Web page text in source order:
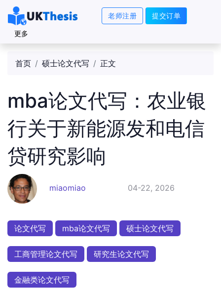
老师注册 提交订单
更多
首页 硕士论文代写 正文
mba论文代写：农业银
行关于新能源发和电信
贷研究影响
miaomiao 04-22, 2026
论文代写 mba论文代写 硕士论文代写
工商管理论文代写 研究生论文代写
金融类论文代写